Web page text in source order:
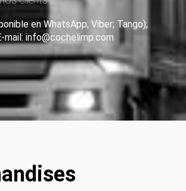
en WhatsApp; Viber; Tango);
mail: info@cochelimp.com